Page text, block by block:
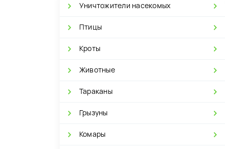
Уничтожители насекомых
Птицы
Кроты
Животные
Тараканы
Грызуны
Комары